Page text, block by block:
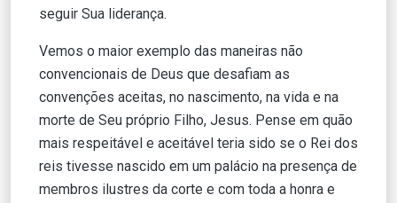
seguir Sua liderança.
Vemos o maior exemplo das maneiras não
convencionais de Deus que desafiam as
convenções aceitas, no nascimento, na vida e na
morte de Seu próprio Filho, Jesus. Pense em quão
mais respeitável e aceitável teria sido se o Rei dos
reis tivesse nascido em um palácio na presença de
membros ilustres da corte e com toda a honra e